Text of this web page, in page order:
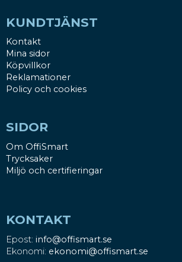
KUNDTJÄNST
Kontakt
Mina sidor
Köpvillkor
Reklamationer
Policy och cookies
SIDOR
Om OffiSmart
Trycksaker
Miljö och certifieringar
KONTAKT
Epost: info@offismart.se
Ekonomi: ekonomi@offismart.se